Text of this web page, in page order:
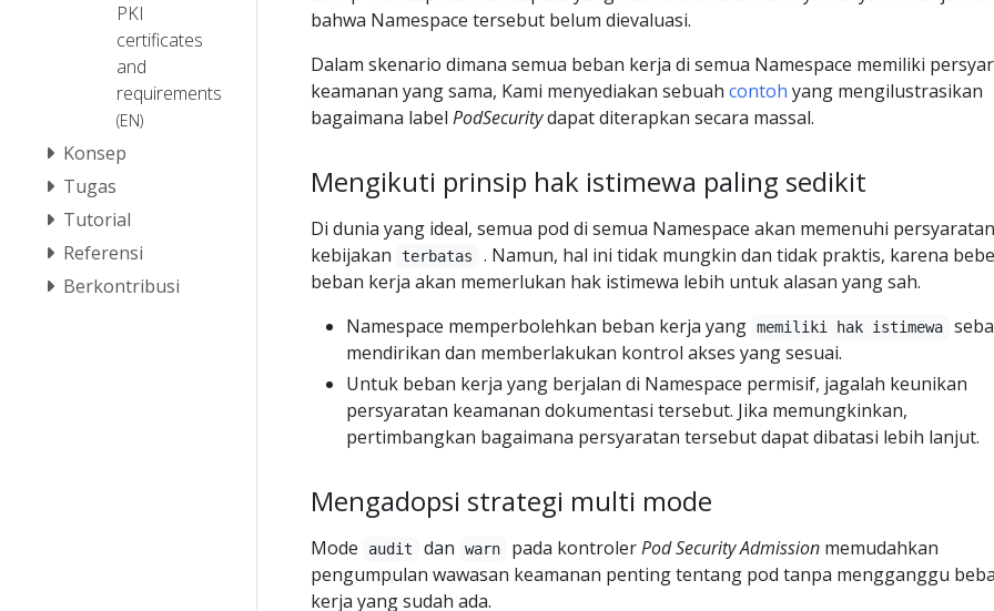
PKI
certificates
and
requirements
(EN)
Konsep
Tugas
Tutorial
Referensi
Berkontribusi
bahwa Namespace tersebut belum dievaluasi.
Dalam skenario dimana semua beban kerja di semua Namespace memiliki
keamanan yang sama, Kami menyediakan sebuah contoh yang mengilustrasikan
bagaimana label PodSecuritydapat diterapkan secara massal.
Mengikuti prinsip hak istimewa paling sedikit
Di dunia yang ideal, semua pod di semua Namespace akan memenuhi
kebijakan
terbatas
. Namun, hal ini tidak mungkin dan tidak praktis, karena
beban kerja akan memerlukan hak istimewa lebih untuk alasan yang sah.
Namespace memperbolehkan beban kerja yang memiliki hak istimewa
mendirikan dan memberlakukan kontrol akses yang sesuai.
Untuk beban kerja yang berjalan di Namespace permisif, jagalah keunikan
persyaratan keamanan dokumentasi tersebut. Jika memungkinkan,
pertimbangkan bagaimana persyaratan tersebut dapat dibatasi lebih lanjut.
Mengadopsi strategi multi mode
Mode audit dan warn pada kontrolerPod Security Admissionmemudahkan
pengumpulan wawasan keamanan penting tentang pod tanpa mengganggu
kerja yang sudah ada.